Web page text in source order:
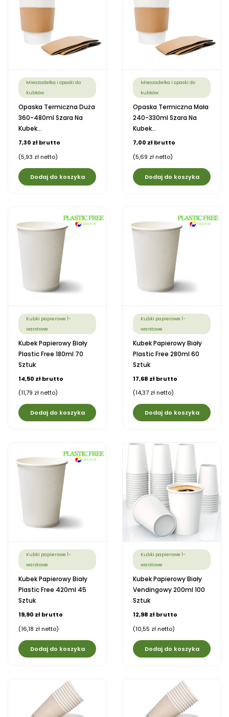
Mieszadełka i opaski do
kubków
Opaska Termiczna Duża
360-480ml Szara Na
Kubek...
7,30 zł brutto
(5,93 zł netto)
Dodaj do koszyka
Mieszadełka i opaski do
kubków
Opaska Termiczna Mała
240-330ml Szara Na
Kubek...
7,00 zł brutto
(5,69 zł netto)
Dodaj do koszyka
Kubki papierowe 1-
warstowe
Kubek Papierowy Biały
Plastic Free 180ml 70
Sztuk
14,50 zł brutto
(11,79 zł netto)
Dodaj do koszyka
Kubki papierowe 1-
warstowe
Kubek Papierowy Biały
Plastic Free 280ml 60
Sztuk
17,68 zł brutto
(14,37 zł netto)
Dodaj do koszyka
Kubki papierowe 1-
warstowe
Kubek Papierowy Biały
Plastic Free 420ml 45
Sztuk
19,90 zł brutto
(16,18 zł netto)
Dodaj do koszyka
Kubki papierowe 1-
warstowe
Kubek Papierowy Biały
Vendingowy 200ml 100
Sztuk
12,98 zł brutto
(10,55 zł netto)
Dodaj do koszyka